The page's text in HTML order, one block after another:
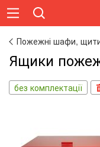
Пожежні шафи,
Ящики
без комплектації